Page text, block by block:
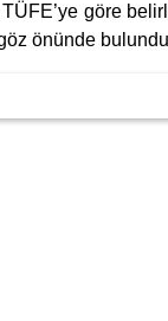
TÜFE’ye göre
önünde